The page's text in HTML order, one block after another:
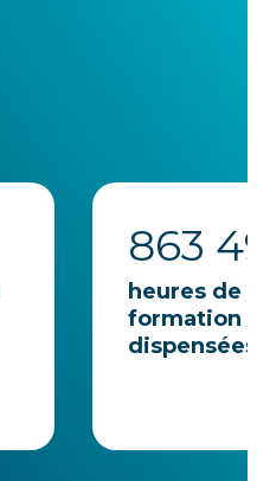
863
heures de
formation
dispensées